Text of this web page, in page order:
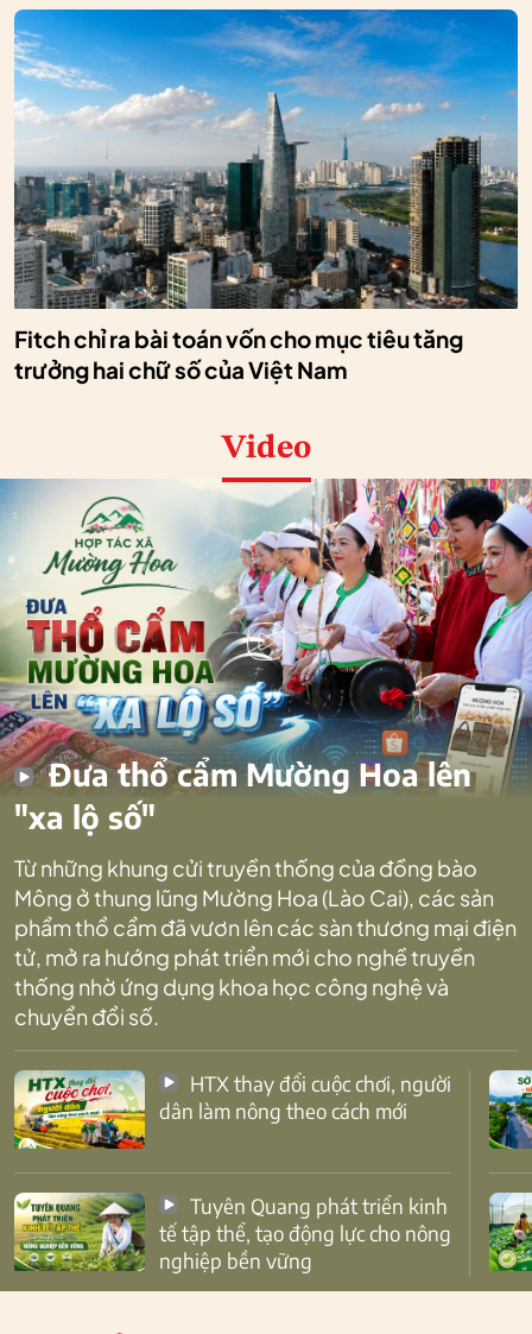
Fitch chỉ ra bài toán vốn cho mục tiêu tăng
trưởng hai chữ số của Việt Nam
Video
Đưa thổ cẩm Mường Hoa lên
"xa lộ số"
Từ những khung cửi truyền thống của đồng bào
Mông ở thung lũng Mường Hoa (Lào Cai), các sản
phẩm thổ cẩm đã vươn lên các sàn thương mại điện
tử, mở ra hướng phát triển mới cho nghề truyền
thống nhờ ứng dụng khoa học công nghệ và
chuyển đổi số.
dân làm nông theo cách mới
tế tập thể, tạo động lực cho nông
nghiệp bền vững